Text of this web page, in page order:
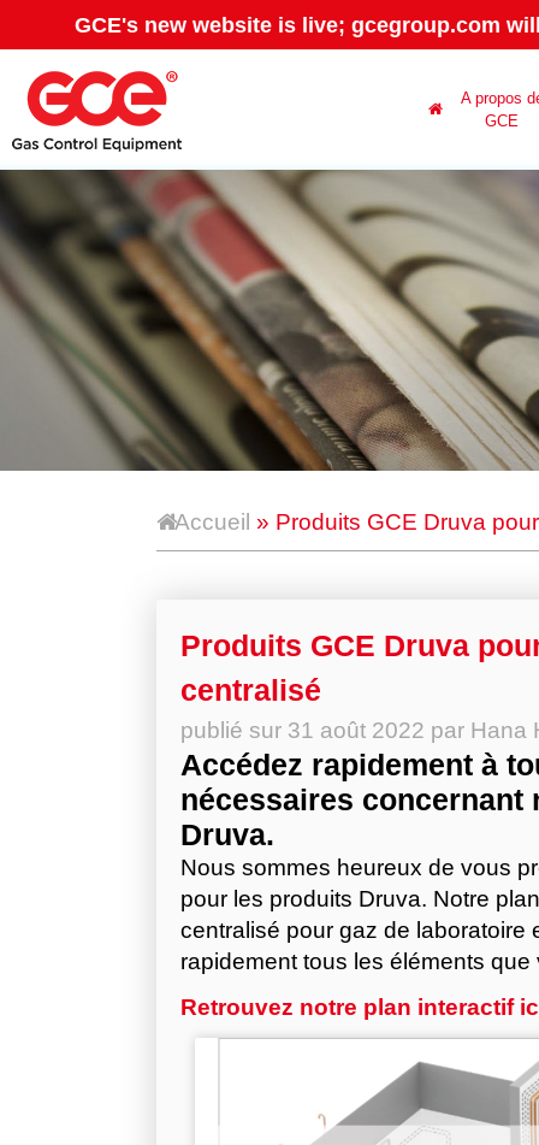
GCE's new website is live; gcegroup.com
A propos
GCE
Accueil » Produits GCE Druva
Produits GCE Druva
centralisé
publié sur 31 août 2022 par Hana
Accédez rapidement à
nécessaires concernant
Druva.
Nous sommes heureux de vous
pour les produits Druva. Notre
centralisé pour gaz de laboratoire
rapidement tous les éléments
Retrouvez notre plan interactif